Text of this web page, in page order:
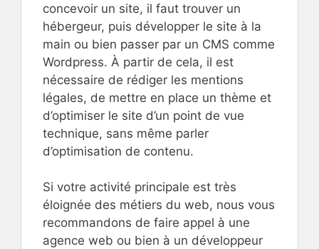
concevoir un site, il faut trouver un
hébergeur, puis développer le site à la
main ou bien passer par un CMS comme
Wordpress. À partir de cela, il est
nécessaire de rédiger les mentions
légales, de mettre en place un thème et
d’optimiser le site d’un point de vue
technique, sans même parler
d’optimisation de contenu.
Si votre activité principale est très
éloignée des métiers du web, nous vous
recommandons de faire appel à une
agence web ou bien à un développeur